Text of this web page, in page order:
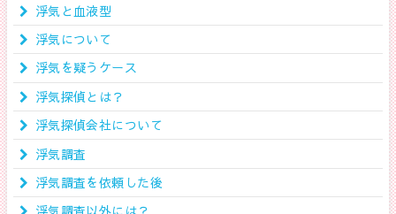
浮気と血液型
浮気について
浮気を疑うケース
浮気探偵とは？
浮気探偵会社について
浮気調査
浮気調査を依頼した後